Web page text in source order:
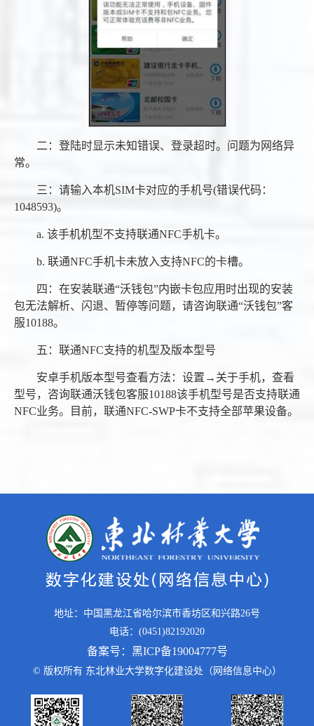
二：登陆时显示未知错误、登录超时。问题为网络异
常。
三：请输入本机SIM卡对应的手机号(错误代码：
1048593)。
a. 该手机机型不支持联通NFC手机卡。
b. 联通NFC手机卡未放入支持NFC的卡槽。
四：在安装联通“沃钱包”内嵌卡包应用时出现的安装
包无法解析、闪退、暂停等问题，请咨询联通“沃钱包”客
服10188。
五：联通NFC支持的机型及版本型号
安卓手机版本型号查看方法：设置→关于手机，查看
型号，咨询联通沃钱包客服10188该手机型号是否支持联通
NFC业务。目前，联通NFC-SWP卡不支持全部苹果设备。
地址：中国黑龙江省哈尔滨市香坊区和兴路26号
电话：(0451)82192020
备案号：黑ICP备19004777号
© 版权所有 东北林业大学数字化建设处（网络信息中心）